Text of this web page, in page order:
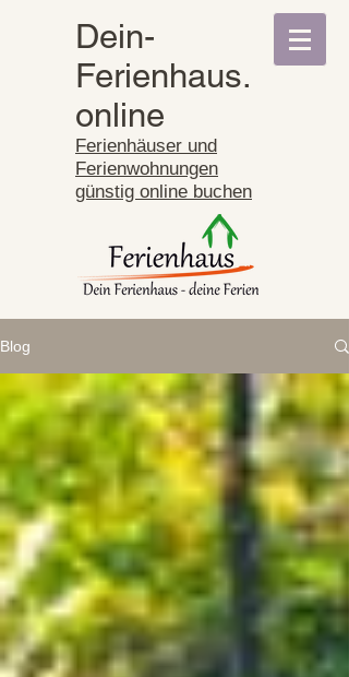
Dein-
Ferienhaus.
online
Ferienhäuser und
Ferienwohnungen
günstig online buchen
Blog